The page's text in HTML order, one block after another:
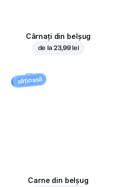
Cârnați din belșug
de la 23,99 lei
sățioasă
Carne din belșug